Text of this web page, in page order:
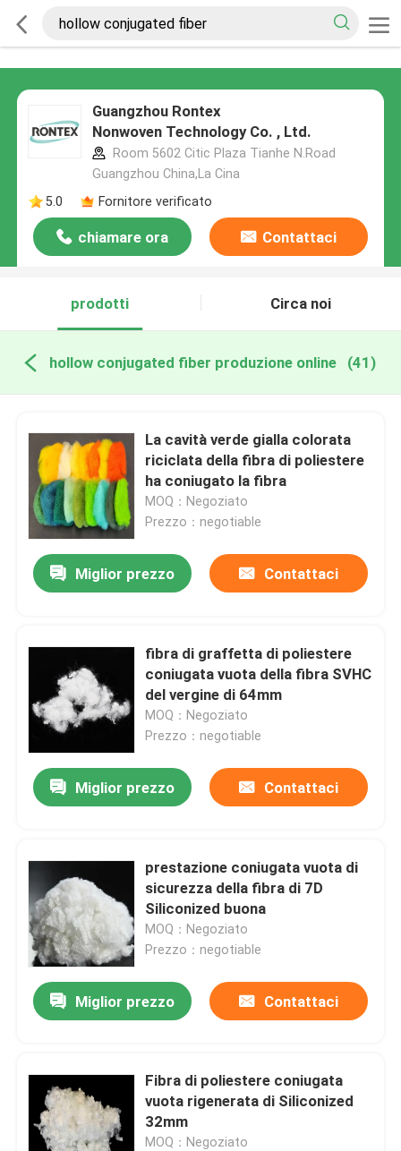
Guangzhou Rontex
Nonwoven Technology Co. , Ltd.
Room 5602 Citic Plaza Tianhe N.Road
Guangzhou China,La Cina
5.0
Fornitore verificato
chiamare ora Contattaci
prodotti Circa noi
hollow conjugated fiber produzione online (41)
La cavità verde gialla colorata
riciclata della fibra di poliestere
ha coniugato la fibra
MOQ：Negoziato
Prezzo：negotiable
Miglior prezzo Contattaci
fibra di graffetta di poliestere
coniugata vuota della fibra SVHC
del vergine di 64mm
MOQ：Negoziato
Prezzo：negotiable
Miglior prezzo Contattaci
prestazione coniugata vuota di
sicurezza della fibra di 7D
Siliconized buona
MOQ：Negoziato
Prezzo：negotiable
Miglior prezzo Contattaci
Fibra di poliestere coniugata
vuota rigenerata di Siliconized
32mm
MOQ：Negoziato